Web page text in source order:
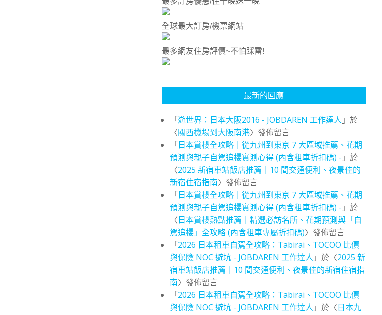
全球最大訂房/機票網站
最多網友住房評價~不怕踩雷!
最新的回應
「遊世界：日本大阪2016 - JOBDAREN 工作達人 」於
〈關西機場到大阪南港〉發佈留言
「日本賞櫻全攻略｜從九州到東京 7 大區域推薦、花期
預測與親子自駕追櫻實測心得 (內含租車折扣碼) - 」於
〈2025 新宿車站飯店推薦｜10 間交通便利、夜景佳的
新宿住宿指南〉發佈留言
「日本賞櫻全攻略｜從九州到東京 7 大區域推薦、花期
預測與親子自駕追櫻實測心得 (內含租車折扣碼) - 」於
〈日本賞櫻熱點推薦｜精選必訪名所、花期預測與「自
駕追櫻」全攻略 (內含租車專屬折扣碼)〉發佈留言
「2026 日本租車自駕全攻略：Tabirai、TOCOO 比價
與保險 NOC 避坑 - JOBDAREN 工作達人 」於〈2025 新
宿車站飯店推薦｜10 間交通便利、夜景佳的新宿住宿指
南〉發佈留言
「2026 日本租車自駕全攻略：Tabirai、TOCOO 比價
與保險 NOC 避坑 - JOBDAREN 工作達人 」於〈日本九